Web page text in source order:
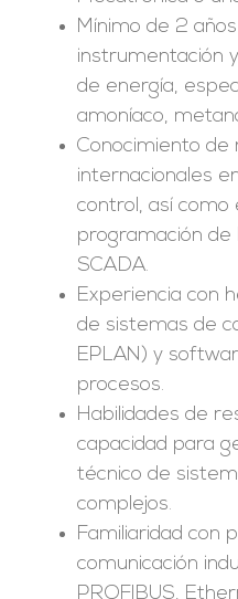
Mínimo de 2
instrumentación
de energía,
amoníaco,
Conocimiento de
internacionales
control, así como
programación de
SCADA.
Experiencia con
de sistemas de
EPLAN) y
procesos.
Habilidades de
capacidad para
técnico de
complejos.
Familiaridad con
comunicación
PROFIBUS,